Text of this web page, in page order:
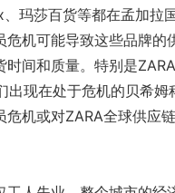
玛莎百货等都在孟加拉
危机可能导致这些品牌的
时间和质量。特别是
出现在处于危机的贝希姆
危机或对ZARA全球供应